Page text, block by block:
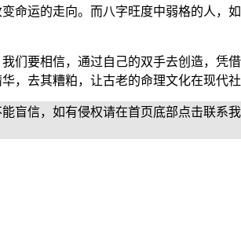
命运的走向。而八字旺度中弱格的人，
们要相信，通过自己的双手去创造，凭
，去其糟粕，让古老的命理文化在现代社
盲信，如有侵权请在首页底部点击联系我